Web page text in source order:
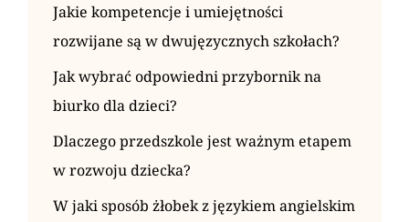
Jakie kompetencje i umiejętności
rozwijane są w dwujęzycznych szkołach?
Jak wybrać odpowiedni przybornik na
biurko dla dzieci?
Dlaczego przedszkole jest ważnym etapem
w rozwoju dziecka?
W jaki sposób żłobek z językiem angielskim